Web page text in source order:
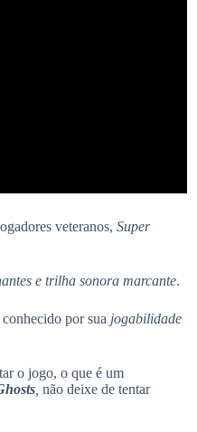
veteranos, Super
e trilha sonora marcante.
por sua jogabilidade
o jogo, o que é um
não deixe de tentar